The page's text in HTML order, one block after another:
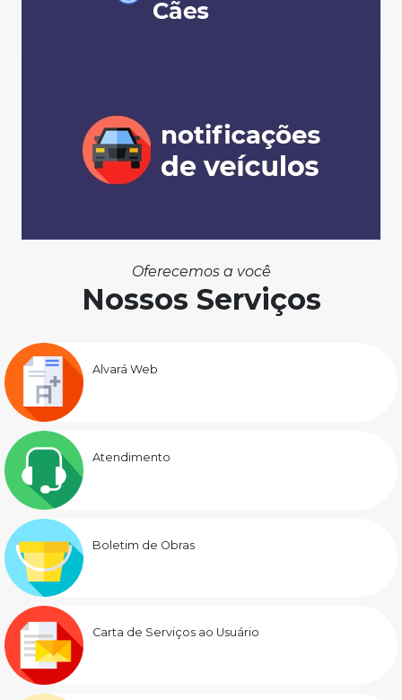
Oferecemos a você
Nossos Serviços
Alvará Web
Atendimento
Boletim de Obras
Carta de Serviços ao Usuário